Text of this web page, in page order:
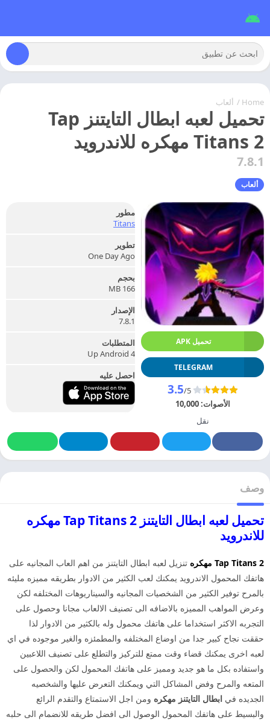
Home
/ ألعاب
تحميل لعبه ابطال التايتنز Tap
Titans 2 مهكره للاندرويد
7.8.1
ألعاب
تحميل APK
TELEGRAM
3.5/5
الأصوات:10,000
نقل
مطور
Titans
تطوير
One Day Ago
بحجم
166 MB
الإصدار
7.8.1
المتطلبات
Up Android 4
احصل عليه
وصف
تحميل لعبه ابطال التايتنز Tap Titans 2 مهكره
للاندرويد
Tap Titans 2 مهكره
تنزيل لعبه ابطال التايتنز من اهم العاب المجانيه على
هاتفك المحمول الاندرويد يمكنك لعب الكثير من الادوار بطريقه مميزه مليئه
بالمرح توفير الكثير من الشخصيات المجانيه والسيناريوهات المختلفه لكن
وعرض المواهب المميزه بالاضافه الى تصنيف الالعاب مجانا وحصول على
التجربه الاكثر استخداما على هاتفك محمول وله بالكثير من الادوار لذا
حققت نجاح كبير جدا من اوضاع المختلفه والمطمئزه والغير موجوده في اي
لعبه اخرى يمكنك قضاء وقت ممتع للتركيز والتطلع على تصنيف اللاعبين
واستفاده بكل ما هو جديد ومميز على هاتفك المحمول لكن والحصول على
المتعه والمرح وفض المشاكل التي ويمكنك التعرض عليها والشخصيه
الجديده في ابطال التايتنز مهكره ومن اجل الاستمتاع والتقدم الرائع
والبسيط على هاتفك المحمول الوصول الى افضل طريقه للانضمام الى حلبه